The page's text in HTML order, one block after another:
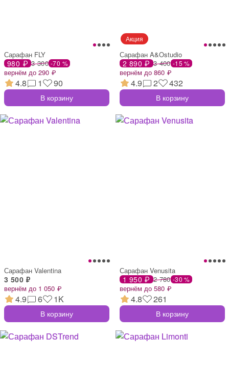
Сарафан FLY
980 ₽ 3 300 -70 %
вернём до 290 ₽
4.8 1 90
В корзину
Сарафан A&Ostudio
2 890 ₽ 3 400 -15 %
вернём до 860 ₽
4.9 2 432
В корзину
Сарафан Valentina
3 500 ₽
вернём до 1 050 ₽
4.9 6 1K
В корзину
Сарафан Venusita
1 950 ₽ 2 780 -30 %
вернём до 580 ₽
4.8 261
В корзину